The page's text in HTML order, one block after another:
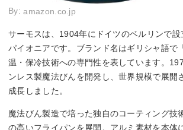
By:amazon.co.jp
サーモスは、1904年にドイツのベルリンで
パイオニアです。ブランド名はギリシャ語で
温・保冷技術への専門性を表しています。
ンレス製魔法びんを開発し、世界規模で展開
成長しました。
魔法びん製造で培った独自のコーティング技
の高いフライパンを展開。アルミ素材を本体